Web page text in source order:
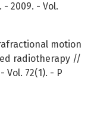
2009. - Vol.
motion
radiotherapy //
Vol. 72(1). - P